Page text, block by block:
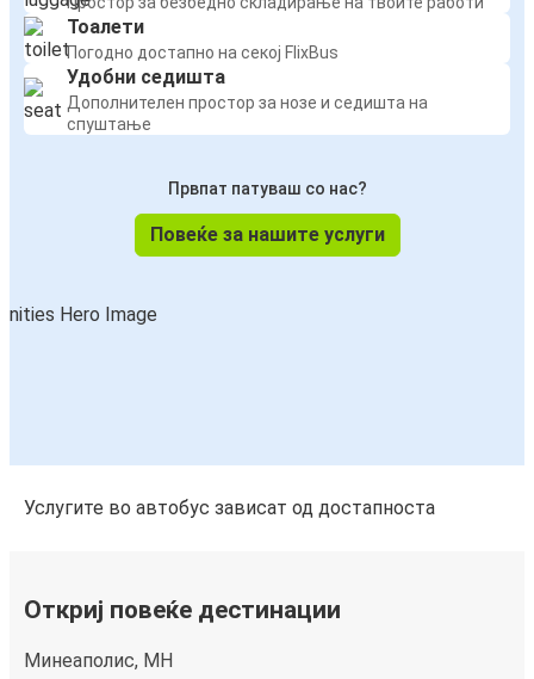
Тоалети
Погодно достапно на секој FlixBus
Удобни седишта
Дополнителен простор за нозе и седишта на
спуштање
Првпат патуваш со нас?
Повеќе за нашите услуги
Услугите во автобус зависат од достапноста
Откриј повеќе дестинации
Минеаполис, МН